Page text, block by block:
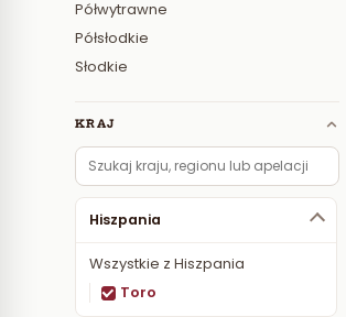
Półwytrawne
Półsłodkie
Słodkie
KRAJ
Hiszpania
Wszystkie z Hiszpania
Toro